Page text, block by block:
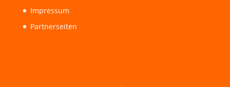
Impressum
Partnerseiten